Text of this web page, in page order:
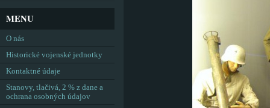
MENU
O nás
Historické vojenské jednotky
Kontaktné údaje
Stanovy, tlačivá, 2 % z dane a
ochrana osobných údajov